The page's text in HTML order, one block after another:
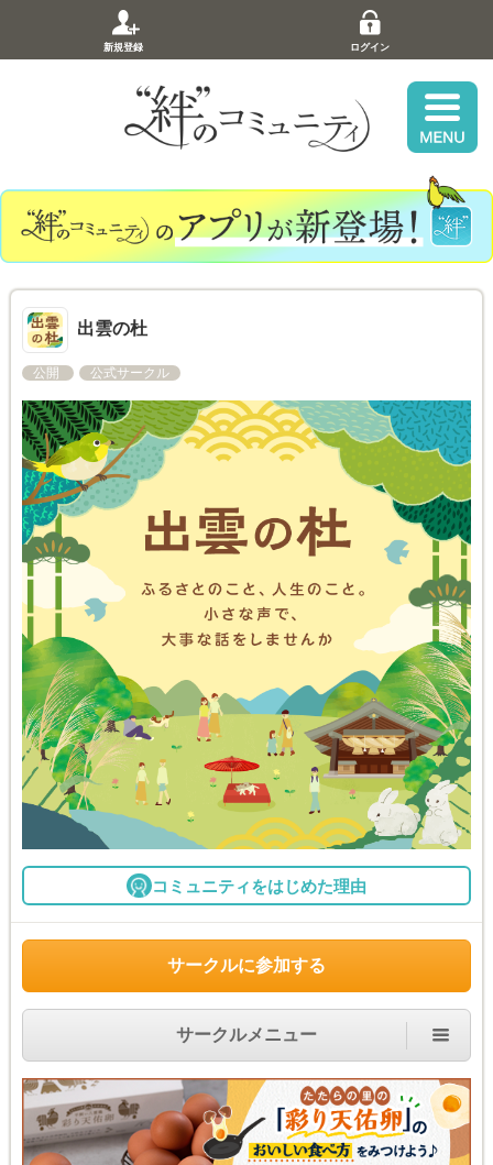
新規登録 ログイン
出雲の杜
公開 公式サークル
コミュニティをはじめた理由
サークルに参加する
サークルメニュー